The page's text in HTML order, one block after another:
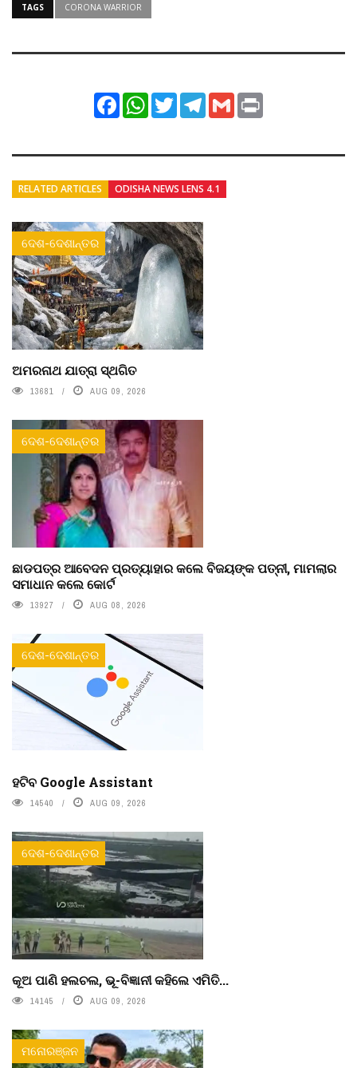
TAGS CORONA WARRIOR
FacebookWhatsApp
TwitterTelegram
Gmail
RELATED ARTICLES ODISHA NEWS LENS 4.1
ଦେଶ-ଦେଶାନ୍ତର
ଅମରନାଥ ଯାତ୍ରା ସ୍ଥଗିତ
13681 AUG 09, 2026
ଦେଶ-ଦେଶାନ୍ତର
ଛାଡପତ୍ର ଆବେଦନ ପ୍ରତ୍ୟାହାର କଲେ ବିଜୟଙ୍କ ପତ୍ନୀ, ମାମଲାର
ସମାଧାନ କଲେ କୋର୍ଟ
13927 AUG 08, 2026
ଦେଶ-ଦେଶାନ୍ତର
ହଟିବ Google Assistant
14540 AUG 09, 2026
ଦେଶ-ଦେଶାନ୍ତର
କୂଅ ପାଣି ହଲଚଲ, ଭୂ-ବିଜ୍ଞାନୀ କହିଲେ ଏମିତି...
14145 AUG 09, 2026
ମନୋରଞ୍ଜନ